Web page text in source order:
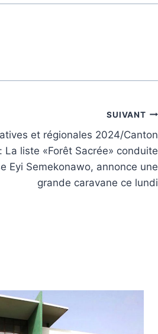
SUIVANT
et régionales 2024/Canton
La liste «Forêt Sacrée» conduite
Eyi Semekonawo, annonce une
grande caravane ce lundi